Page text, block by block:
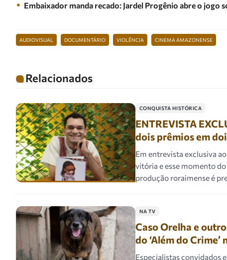
Embaixador manda recado: Jardel Progênio abre o jogo
AUDIOVISUAL DOCUMENTÁRIO VIOLÊNCIA CINEMA AMAZONENSE
Relacionados
CONQUISTA HISTÓRICA
ENTREVISTA
dois prêmios em
Em entrevista exclusiva
vitória e esse momento
produção roraimense é
NA TV
Caso Orelha e
do ‘Além do
Especialistas convidados